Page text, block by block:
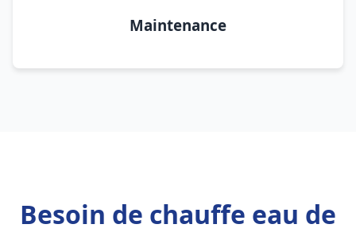
Maintenance
Besoin de chauffe eau de